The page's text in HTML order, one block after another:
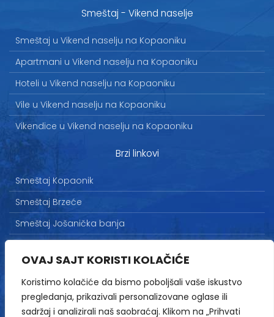
OVAJ SAJT KORISTI KOLAČIĆE
Koristimo kolačiće da bismo poboljšali vaše iskustvo
pregledanja, prikazivali personalizovane oglase ili
sadržaj i analizirali naš saobraćaj. Klikom na „Prihvati
Smeštaj - Vikend naselje
Smeštaj u Vikend naselju na Kopaoniku
Apartmani u Vikend naselju na Kopaoniku
Hoteli u Vikend naselju na Kopaoniku
Vile u Vikend naselju na Kopaoniku
Vikendice u Vikend naselju na Kopaoniku
Brzi linkovi
Smeštaj Kopaonik
Smeštaj Brzeće
Smeštaj Jošanička banja
Marketing
Politika privatnosti
Kontakt